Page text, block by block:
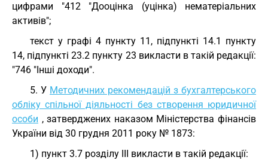
цифрами "412 "Дооцінка (уцінка) нематеріальних
активів";
текст у графі 4 пункту 11, підпункті 14.1 пункту
14, підпункті 23.2 пункту 23 викласти в такій редакції:
"746 "Інші доходи".
5. У Методичних рекомендацій з бухгалтерського
обліку спільної діяльності без створення юридичної
особи , затверджених наказом Міністерства фінансів
України від 30 грудня 2011 року № 1873:
1) пункт 3.7 розділу III викласти в такій редакції: